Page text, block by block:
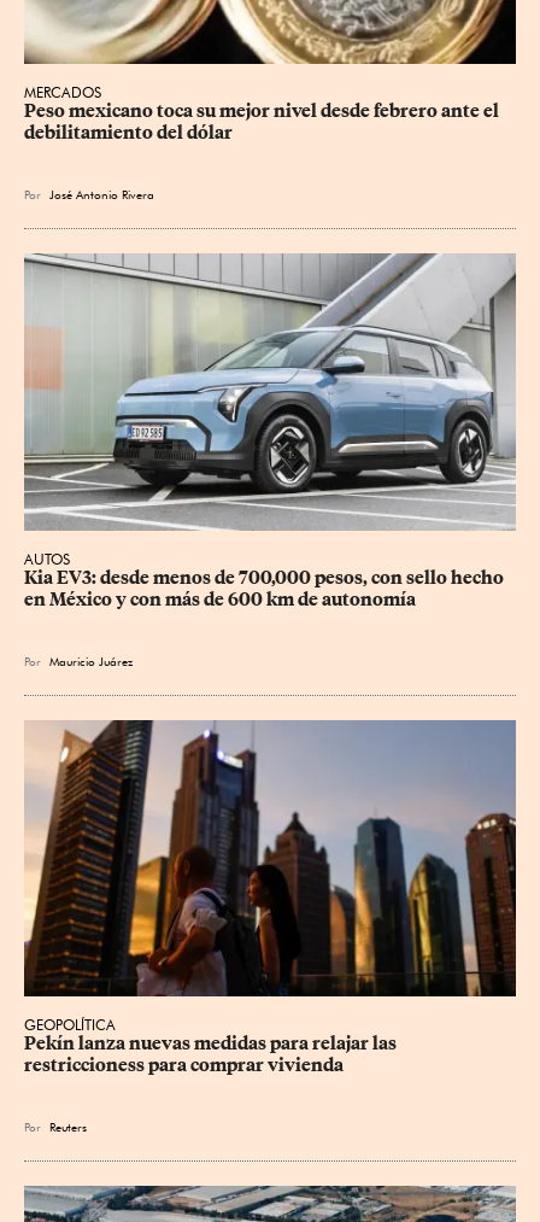
MERCADOS
Peso mexicano toca su mejor nivel desde febrero ante el
debilitamiento del dólar
Por José Antonio Rivera
AUTOS
Kia EV3: desde menos de 700,000 pesos, con sello hecho
en México y con más de 600 km de autonomía
Por Mauricio Juárez
GEOPOLÍTICA
Pekín lanza nuevas medidas para relajar ⁠las
restriccioness para comprar vivienda
Por Reuters